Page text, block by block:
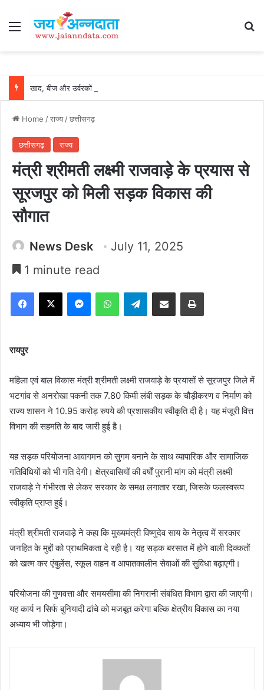
Menu
Home /राज्य/छत्तीसगढ़
छत्तीसगढ़ राज्य
मंत्री श्रीमती लक्ष्मी राजवाड़े के प्रयास से
सूरजपुर को मिली सड़क विकास की
सौगात
News Desk
July 11, 2025
1 minute read
Facebook
X MessengerWhatsAppTelegramShare via Email Print
रायपुर
महिला एवं बाल विकास मंत्री श्रीमती लक्ष्मी राजवाड़े के प्रयासों से सूरजपुर जिले में
भटगांव से अनरोखा पकनी तक 7.80 किमी लंबी सड़क के चौड़ीकरण व निर्माण को
राज्य शासन ने 10.95 करोड़ रुपये की प्रशासकीय स्वीकृति दी है। यह मंजूरी वित्त
विभाग की सहमति के बाद जारी हुई है।
यह सड़क परियोजना आवागमन को सुगम बनाने के साथ व्यापारिक और सामाजिक
गतिविधियों को भी गति देगी। क्षेत्रवासियों की वर्षों पुरानी मांग को मंत्री लक्ष्मी
राजवाड़े ने गंभीरता से लेकर सरकार के समक्ष लगातार रखा, जिसके फलस्वरूप
स्वीकृति प्राप्त हुई।
मंत्री श्रीमती राजवाड़े ने कहा कि मुख्यमंत्री विष्णुदेव साय के नेतृत्व में सरकार
जनहित के मुद्दों को प्राथमिकता दे रही है। यह सड़क बरसात में होने वाली दिक्कतों
को खत्म कर एंबुलेंस, स्कूल वाहन व आपातकालीन सेवाओं की सुविधा बढ़ाएगी।
परियोजना की गुणवत्ता और समयसीमा की निगरानी संबंधित विभाग द्वारा की जाएगी।
यह कार्य न सिर्फ बुनियादी ढांचे को मजबूत करेगा बल्कि क्षेत्रीय विकास का नया
अध्याय भी जोड़ेगा।